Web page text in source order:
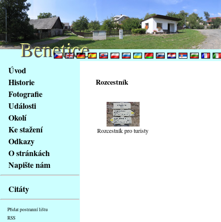
obsah
stránky
Klávesové
zkratky
tomto
webu
základní
Hlavní
strana
Úvod
Historie
Fotografie
Události
Okolí
Ke stažení
Odkazy
O stránkách
Napište nám
Citáty
Přidat postranní lištu
RSS
Rozcestník
Rozcestník pro turisty
Benetice
Benetice